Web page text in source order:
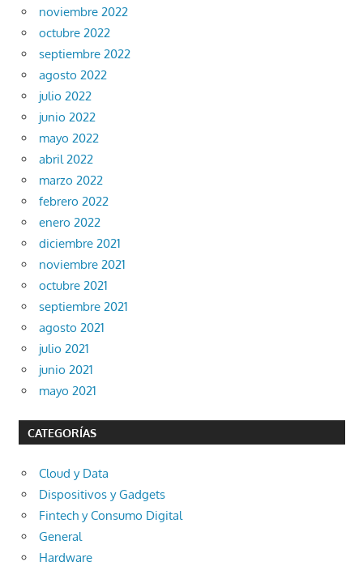
noviembre 2022
octubre 2022
septiembre 2022
agosto 2022
julio 2022
junio 2022
mayo 2022
abril 2022
marzo 2022
febrero 2022
enero 2022
diciembre 2021
noviembre 2021
octubre 2021
septiembre 2021
agosto 2021
julio 2021
junio 2021
mayo 2021
CATEGORÍAS
Cloud y Data
Dispositivos y Gadgets
Fintech y Consumo Digital
General
Hardware